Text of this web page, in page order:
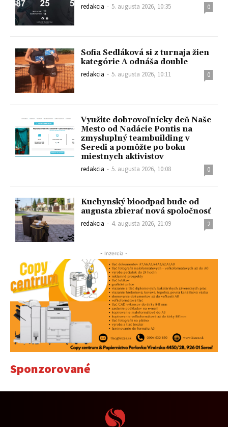
redakcia - 5. augusta 2026, 10:35 0
Sofia Sedláková si z turnaja žien
kategórie A odnáša double
redakcia - 5. augusta 2026, 10:11 0
Využite dobrovoľnícky deň Naše
Mesto od Nadácie Pontis na
zmysluplný teambuilding v
Seredi a pomôžte po boku
miestnych aktivistov
redakcia - 5. augusta 2026, 10:08 0
Kuchynský bioodpad bude od
augusta zbierať nová spoločnosť
redakcia - 4. augusta 2026, 21:09 2
- Inzercia -
Sponzorované